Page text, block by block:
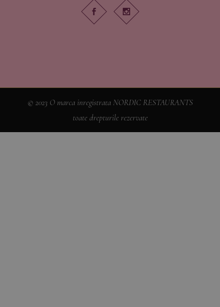
© 2023 O marca inregistrata NORDIC RESTAURANTS
toate drepturile rezervate